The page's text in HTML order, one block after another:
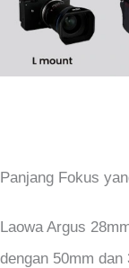
Panjang Fokus
Laowa Argus
dengan 50mm